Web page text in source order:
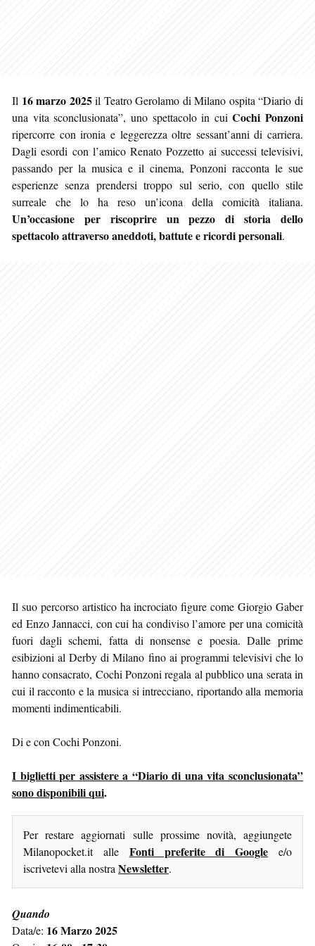
Il 16 marzo 2025il Teatro Gerolamo di Milano ospita “Diario di
una vita sconclusionata”, uno spettacolo in cuiCochi Ponzoni
ripercorre con ironia e leggerezza oltre sessant’anni di carriera.
Dagli esordi con l’amico Renato Pozzetto ai successi televisivi,
passando per la musica e il cinema, Ponzoni racconta le sue
esperienze senza prendersi troppo sul serio, con quello stile
surreale che lo ha reso un’icona della comicità italiana.
Un’occasione per riscoprire un pezzo di storia dello
spettacolo attraverso aneddoti, battute e ricordi personali.
Il suo percorso artistico ha incrociato figure come Giorgio Gaber
ed Enzo Jannacci, con cui ha condiviso l’amore per una comicità
fuori dagli schemi, fatta di nonsense e poesia. Dalle prime
esibizioni al Derby di Milano fino ai programmi televisivi che lo
hanno consacrato, Cochi Ponzoni regala al pubblico una serata in
cui il racconto e la musica si intrecciano, riportando alla memoria
momenti indimenticabili.
Di e con Cochi Ponzoni.
I biglietti per assistere a “Diario di una vita sconclusionata”
sono disponibili qui.
Per restare aggiornati sulle prossime novità, aggiungete
Milanopocket.it alle Fonti preferite di Google e/o
iscrivetevi alla nostra Newsletter.
Quando
Data/e: 16 Marzo 2025